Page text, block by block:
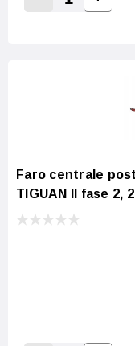
Decrease
Faro centrale
TIGUAN II fase 2,